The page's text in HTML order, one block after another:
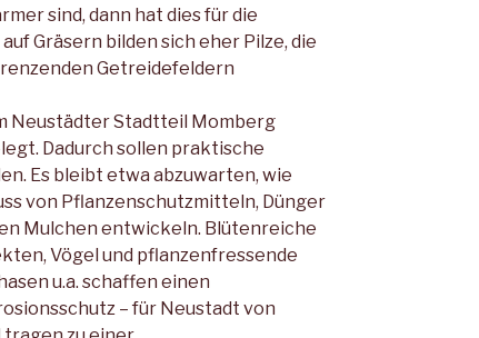
sind, dann hat dies für die
Gräsern bilden sich eher Pilze, die
Getreidefeldern
Neustädter Stadtteil Momberg
Dadurch sollen praktische
Es bleibt etwa abzuwarten, wie
von Pflanzenschutzmitteln, Dünger
Mulchen entwickeln. Blütenreiche
Vögel und pflanzenfressende
u.a. schaffen einen
– für Neustadt von